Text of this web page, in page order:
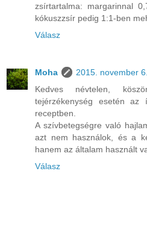
zsírtartalma: margarinnal
kókuszzsír pedig 1:1-ben
Válasz
Moha
2015. november
Kedves névtelen,
tejérzékenység esetén
receptben.
A szívbetegségre való
azt nem használok, és a
hanem az általam használt
Válasz